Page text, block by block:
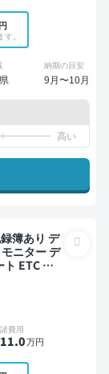
円
。
納期の目安
9月〜10月
ニター デ
ETC バ
諸費用
11.0万円